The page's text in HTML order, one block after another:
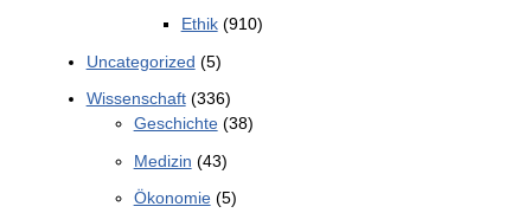
Ethik(910)
Uncategorized (5)
Wissenschaft(336)
Geschichte(38)
Medizin (43)
Ökonomie(5)